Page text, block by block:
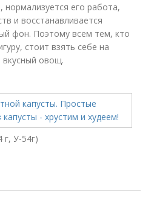
нормализуется его работа,
и восстанавливается
фон. Поэтому всем тем, кто
стоит взять себе на
вкусный овощ.
г, У-54г)